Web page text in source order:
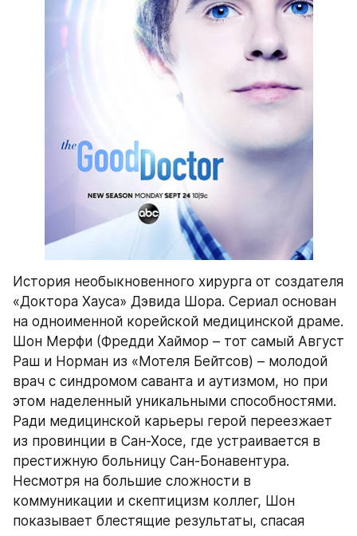
История необыкновенного хирурга от создателя
«Доктора Хауса» Дэвида Шора. Сериал основан
на одноименной корейской медицинской драме.
Шон Мерфи (Фредди Хаймор – тот самый Август
Раш и Норман из «Мотеля Бейтсов) – молодой
врач с синдромом саванта и аутизмом, но при
этом наделенный уникальными способностями.
Ради медицинской карьеры герой переезжает
из провинции в Сан-Хосе, где устраивается в
престижную больницу Сан-Бонавентура.
Несмотря на большие сложности в
коммуникации и скептицизм коллег, Шон
показывает блестящие результаты, спасая